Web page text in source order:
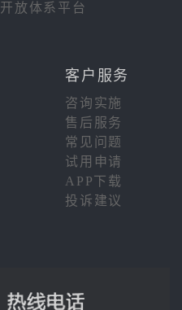
开放体系平台
客户服务
咨询实施
售后服务
常见问题
试用申请
APP下载
投诉建议